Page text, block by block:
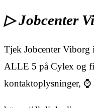
▷ Jobcenter
Tjek Jobcenter
ALLE 5 på Cylex
kontaktoplysninger, ⌚